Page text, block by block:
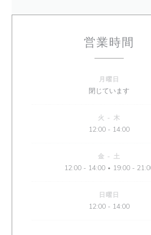
営業時間
月曜日
閉じています
火 - 木
12:00 - 14:00
金 - 土
12:00 - 14:00 • 19:00 -
日曜日
12:00 - 14:00